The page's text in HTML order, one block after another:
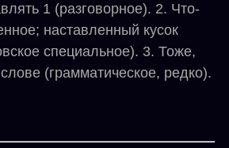
1 (разговорное). 2. Что-
наставленный кусок
специальное). 3. Тоже,
(грамматическое, редко).